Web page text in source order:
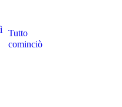
Tutto
cominciò